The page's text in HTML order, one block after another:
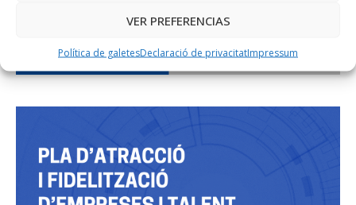
VER PREFERENCIAS
Política de galetesDeclaració de privacitatImpressum